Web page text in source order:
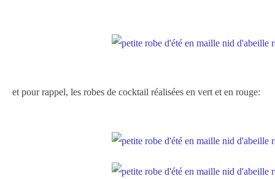
et pour rappel, les robes de cocktail réalisées en vert et en rouge: